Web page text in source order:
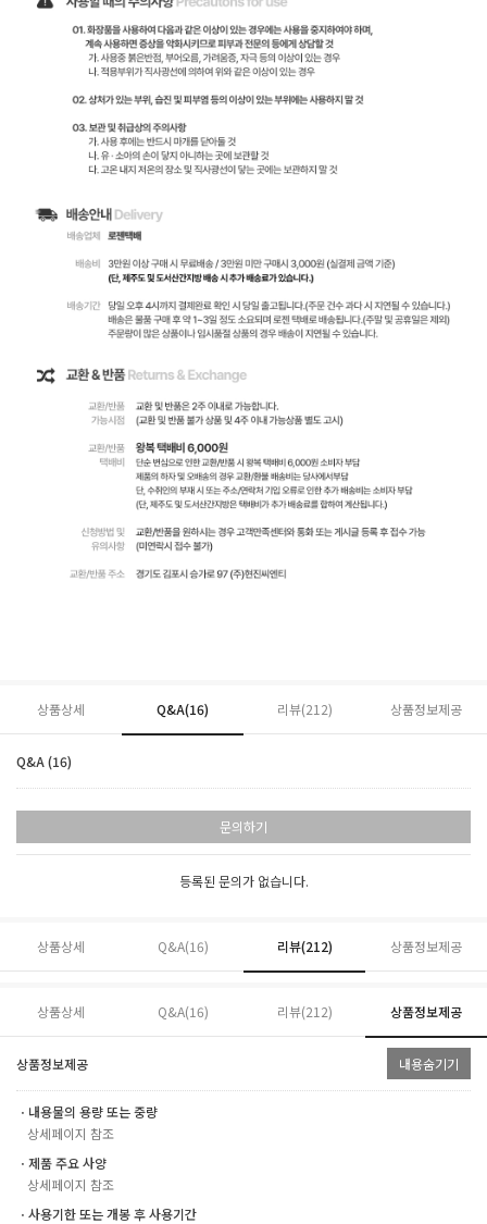
상품상세 Q&A(16) 리뷰(212) 상품정보제공
Q&A (16)
문의하기
등록된 문의가 없습니다.
상품상세 Q&A(16) 리뷰(212) 상품정보제공
상품상세 Q&A(16) 리뷰(212) 상품정보제공
상품정보제공 내용숨기기
ㆍ내용물의 용량 또는 중량
상세페이지 참조
ㆍ제품 주요 사양
상세페이지 참조
ㆍ사용기한 또는 개봉 후 사용기간